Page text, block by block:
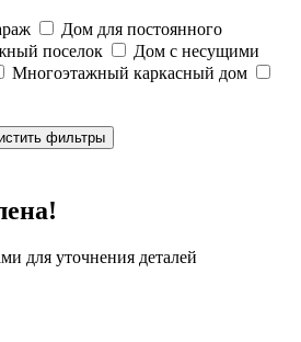
Дом для постоянного
поселок
Дом с несущими
Многоэтажный каркасный дом
фильтры
для уточнения деталей